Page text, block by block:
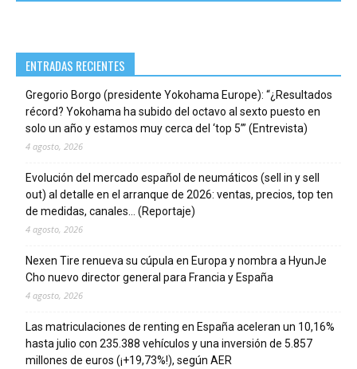
ENTRADAS RECIENTES
Gregorio Borgo (presidente Yokohama Europe): “¿Resultados
récord? Yokohama ha subido del octavo al sexto puesto en
solo un año y estamos muy cerca del ‘top 5’” (Entrevista)
4 agosto, 2026
Evolución del mercado español de neumáticos (sell in y sell
out) al detalle en el arranque de 2026: ventas, precios, top ten
de medidas, canales… (Reportaje)
4 agosto, 2026
Nexen Tire renueva su cúpula en Europa y nombra a HyunJe
Cho nuevo director general para Francia y España
4 agosto, 2026
Las matriculaciones de renting en España aceleran un 10,16%
hasta julio con 235.388 vehículos y una inversión de 5.857
millones de euros (¡+19,73%!), según AER